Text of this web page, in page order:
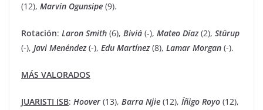
(12), Marvin Ogunsipe (9).
Rotación: Laron Smith (6), Biviá (-), Mateo Díaz(2), Stürup
(-), Javi Menéndez(-), Edu Martínez(8), Lamar Morgan (-).
MÁS VALORADOS
JUARISTI ISB: Hoover (13), Barra Njie (12), Íñigo Royo (12),